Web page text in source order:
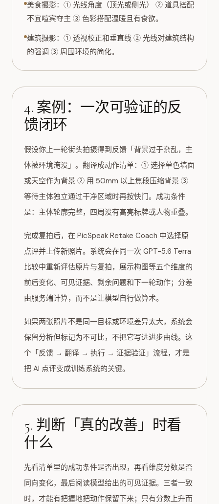
美食摄影：① 光线角度（顶光或侧光） ② 道具搭配
不宜喧宾夺主 ③ 色彩搭配温暖且有食欲。
建筑摄影：① 透视校正和垂直线 ② 光线对建筑结构
的强调 ③ 周围环境的简化。
4. 案例：一次可验证的反
馈闭环
假设你上一轮街头拍摄得到反馈「背景过于杂乱，主
体被环境淹没」。翻译成动作清单：① 选择单色墙面
或天空作为背景 ② 用 50mm 以上焦段压缩背景 ③
等待主体独立通过干净区域时再按快门。成功条件
是：主体轮廓完整，四周没有高亮标牌或人物重叠。
完成复拍后，在 PicSpeak Retake Coach 中选择原
点评并上传新照片。系统会在同一次 GPT-5.6 Terra
比较中重新评估原片与复拍，展示构图等五个维度的
前后变化、可见证据、剩余问题和下一轮动作；分差
由服务端计算，而不是让模型自行做算术。
如果两张照片不是同一目标或环境差异太大，系统会
保留分析但标记为不可比，不把它写进进步曲线。这
个「反馈 → 翻译 → 执行 → 证据验证」流程，才是
把 AI 点评变成训练系统的关键。
5. 判断「真的改善」时看
什么
先看清单里的成功条件是否出现，再看维度分数是否
同向变化，最后阅读模型给出的可见证据。三者一致
时，才能有把握地把动作保留下来；只有分数上升而